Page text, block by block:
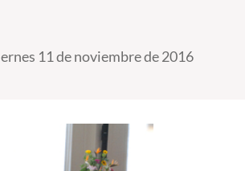
11 de noviembre de 2016